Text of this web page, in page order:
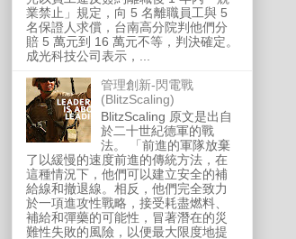
業禁止」規定，向 5 名離職員工與 5
名保證人求償，台南高分院判他們分
賠 5 萬元到 16 萬元不等，判決確定。
成光科技公司表示，...
管理創新-閃電戰
(BlitzScaling)
BlitzScaling 原文是出自
於二十世紀德軍的戰
法。 「前進的軍隊放棄
了以緩慢的速度前進的傳統方法，在
這種情況下，他們可以建立安全的補
給線和撤退線。相反，他們完全致力
於一項進攻性戰略，接受耗盡燃料、
補給和彈藥的可能性，冒著潛在的災
難性失敗的風險，以便最大限度地提